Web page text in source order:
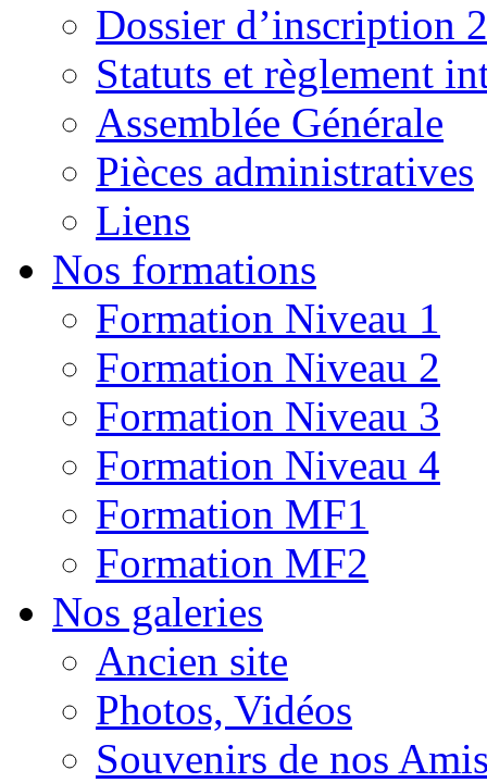
Dossier d’inscription
Statuts et règlement
Assemblée Générale
Pièces administratives
Liens
Nos formations
Formation Niveau 1
Formation Niveau 2
Formation Niveau 3
Formation Niveau 4
Formation MF1
Formation MF2
Nos galeries
Ancien site
Photos, Vidéos
Souvenirs de nos